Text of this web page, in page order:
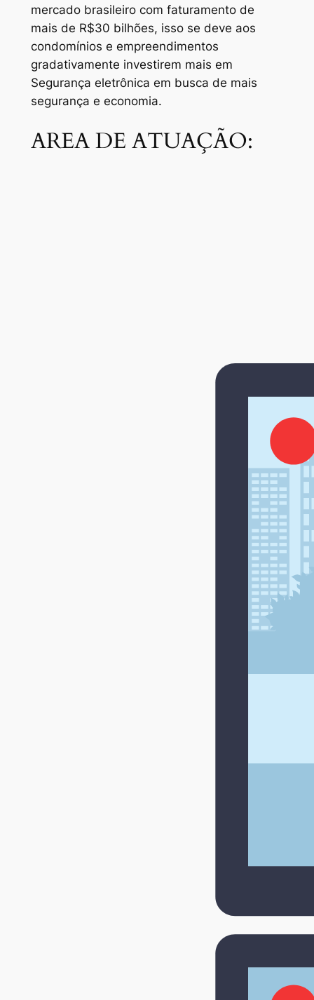
mercado brasileiro com faturamento de
mais de R$30 bilhões, isso se deve aos
condomínios e empreendimentos
gradativamente investirem mais em
Segurança eletrônica em busca de mais
segurança e economia.
AREA DE ATUAÇÃO: